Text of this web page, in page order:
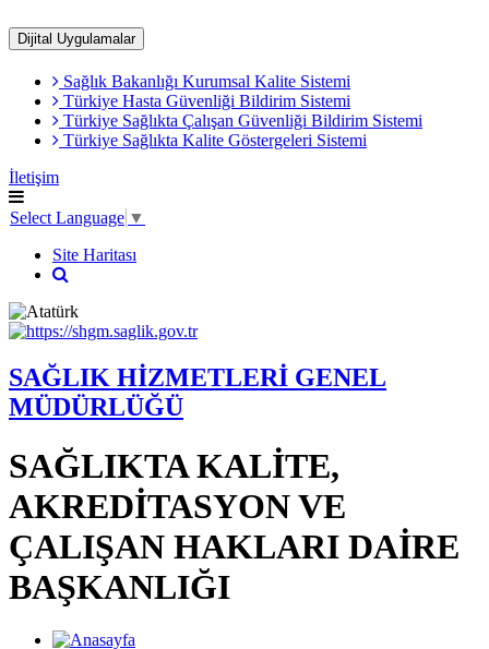
Dijital Uygulamalar
Sağlık Bakanlığı Kurumsal Kalite Sistemi
​Türkiye Hasta Güvenliği Bildirim Sistemi
Türkiye Sağlıkta Çalışan Güvenliği Bildirim Sistemi
Türkiye Sağlıkta Kalite Göstergeleri Sistemi
İletişim
Select Language ▼
Site Haritası
SAĞLIK HİZMETLERİ GENEL
MÜDÜRLÜĞÜ
SAĞLIKTA KALİTE,
AKREDİTASYON VE
ÇALIŞAN HAKLARI DAİRE
BAŞKANLIĞI